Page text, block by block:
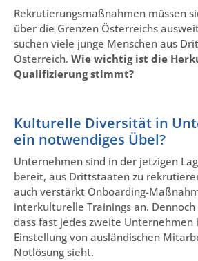
Rekrutierungsmaßnahmen müssen
über die Grenzen Österreichs
suchen viele junge Menschen aus
Österreich. Wie wichtig ist die
Qualifizierung stimmt?
Kulturelle Diversität in
ein notwendiges Übel?
Unternehmen sind in der jetzigen
bereit, aus Drittstaaten zu
auch verstärkt Onboarding-
interkulturelle Trainings an. Dennoch
dass fast jedes zweite Unternehmen
Einstellung von ausländischen
Notlösung sieht.